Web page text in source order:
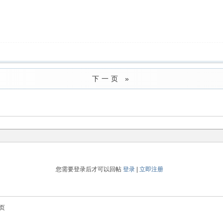
下一页 »
您需要登录后才可以回帖 登录| 立即注册